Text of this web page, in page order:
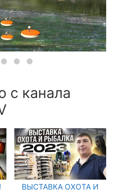
с канала
ВЫСТАВКА ОХОТА И